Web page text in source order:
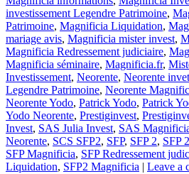
investissement Legendre Patrimoine,
Patrimoine, Magnificia Liquidation,
mariage avis, Magnificia mister invest,
Magnificia Redressement judiciaire,
Magnificia séminaire, Magnificia.fr,
Investissement, Neorente, Neorente
Legendre Patrimoine, Neorente
Neorente Yodo, Patrick Yodo, Patrick
Yodo Neorente, Prestiginvest,
Invest, SAS Julia Invest, SAS
Neorente, SCS SFP2, SFP, SFP 2, SFP
SFP Magnificia, SFP Redressement
Liquidation, SFP2 Magnificia | Leave a